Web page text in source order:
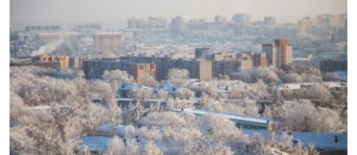
СИБИРЬ.РЕАЛИИ
РАСПИСАНИЕ ВЕЩАНИЯ
ПОДПИШИТЕСЬ НА РАССЫЛКУ
СОЦИАЛЬНЫЕ СЕТИ